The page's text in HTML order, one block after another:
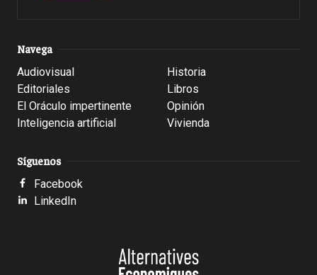
Navega
Audiovisual
Editoriales
El Oráculo impertinente
Inteligencia artificial
Historia
Libros
Opinión
Vivienda
Síguenos
Facebook
LinkedIn